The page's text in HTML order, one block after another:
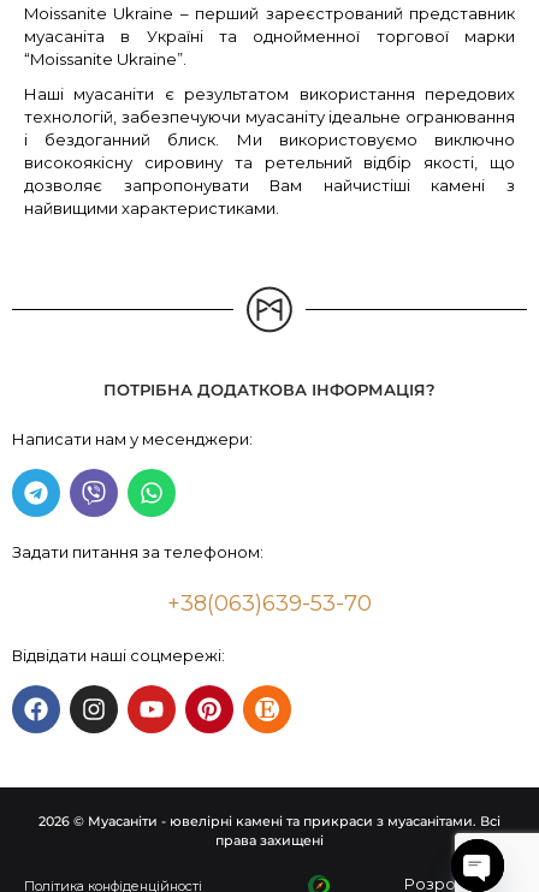
Moissanite Ukraine – перший зареєстрований представник
муасаніта в Україні та однойменної торгової марки
“Moissanite Ukraine”.
Наші муасаніти є результатом використання передових
технологій, забезпечуючи муасаніту ідеальне огранювання
і бездоганний блиск. Ми використовуємо виключно
високоякісну сировину та ретельний відбір якості, що
дозволяє запропонувати Вам найчистіші камені з
найвищими характеристиками.
ПОТРІБНА ДОДАТКОВА ІНФОРМАЦІЯ?
Написати нам у месенджери:
Задати питання за телефоном:
+38(063)639-53-70
Відвідати наші соцмережі:
2026 © Муасаніти - ювелірні камені та прикраси з муасанітами. Всі
права захищені
Політика конфіденційності Розроблено